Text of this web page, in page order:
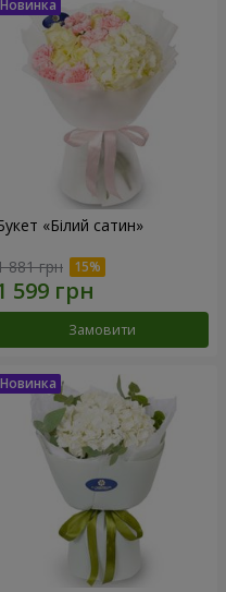
«Білий сатин»
881 грн
Замовити